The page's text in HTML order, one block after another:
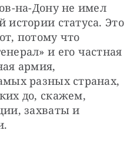
на-Дону не имел
истории статуса. Это
потому что
и его частная
армия,
разных странах,
до, скажем,
захваты и